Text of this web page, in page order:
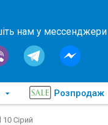
нам у мессенджери
Розпродаж
Сірий